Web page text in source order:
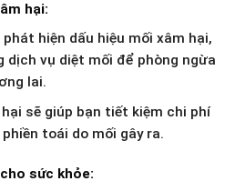
hại:
hiện dấu hiệu mối xâm hại,
dịch vụ diệt mối để phòng ngừa
lai.
sẽ giúp bạn tiết kiệm chi phí
toái do mối gây ra.
sức khỏe: